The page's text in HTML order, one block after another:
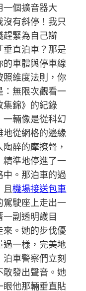
一個擴音器大
有斜停！我只
趕緊為自己辯
垂直泊車？那是
的車體與停車線
維度法則，你
：無限次觀看一
集錦》的紀錄
一輛像是從科幻
地從網格的邊緣
醉的摩擦聲，
精準地停進了一
中。那泊車的過
且機場接送包車
駛座上走出一
副透明護目
來。她的步伐優
過一樣，完美地
車警察們立刻
敢發出聲音。她
眼他那輛垂直貼